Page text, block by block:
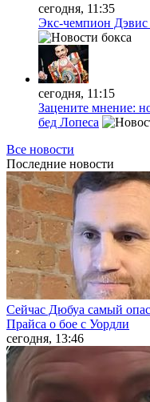
сегодня, 11:35
Экс-чемпион Дэвис
сегодня, 11:15
Зацените мнение:
бед Лопеса
Все новости
Последние новости
Сейчас Дюбуа самый
Прайса о бое с Уордли
сегодня, 13:46